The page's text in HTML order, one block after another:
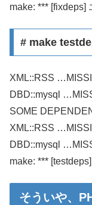
make: *** [fixdeps]
# make
XML::RSS
DBD::mysql
SOME
XML::RSS
DBD::mysql
make: ***
そういや、